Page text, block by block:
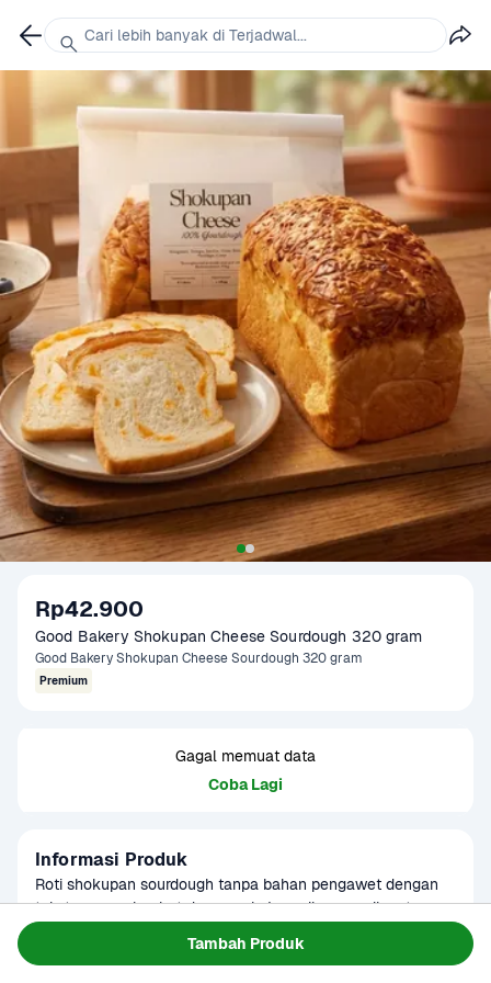
Tambah Produk
Rp42.900
Good Bakery Shokupan Cheese Sourdough 320 gram
Good Bakery Shokupan Cheese Sourdough 320 gram
Premium
Gagal memuat data
Coba Lagi
Informasi Produk
Roti shokupan sourdough tanpa bahan pengawet dengan
tekstur super lembut dan rasa keju gurih yang nikmat.
Cari lebih banyak di Terjadwal...